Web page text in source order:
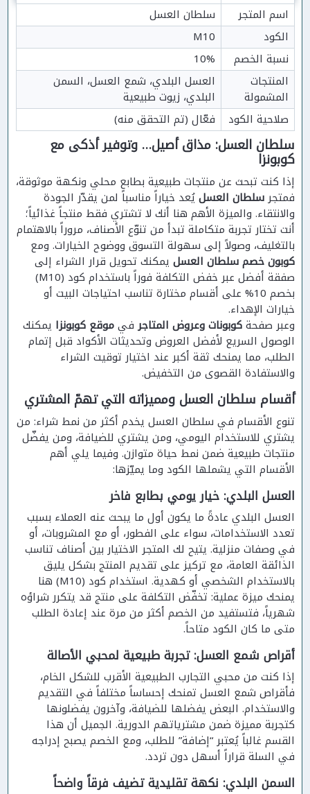
اسم المتجر
سلطان العسل
الكود
M10
نسبة الخصم
10%
المنتجات
المشمولة
العسل البلدي، شمع العسل، السمن
البلدي، زيوت طبيعية
صلاحية الكود
فعّال (تم التحقق منه)
سلطان العسل: مذاق أصيل… وتوفير أذكى مع
كوبونزا
إذا كنت تبحث عن منتجات طبيعية بطابع محلي ونكهة موثوقة،
فمتجرسلطان العسليُعد خياراً مناسباً لمن يقدّر الجودة
والانتقاء. والميزة الأهم هنا أنك لا تشتري فقط منتجاً غذائياً؛
أنت تختار تجربة متكاملة تبدأ من تنوّع الأصناف، مروراً بالاهتمام
بالتغليف، وصولاً إلى سهولة التسوق ووضوح الخيارات. ومع
كوبون خصم سلطان العسل يمكنك تحويل قرار الشراء إلى
صفقة أفضل عبر خفض التكلفة فوراً باستخدام كود (M10)
بخصم 10% على أقسام مختارة تناسب احتياجات البيت أو
خيارات الإهداء.
وعبر صفحةكوبونات وعروض المتاجرفيموقع كوبونزا يمكنك
الوصول السريع لأفضل العروض وتحديثات الأكواد قبل إتمام
الطلب، مما يمنحك ثقة أكبر عند اختيار توقيت الشراء
والاستفادة القصوى من التخفيض.
أقسام سلطان العسل ومميزاته التي تهمّ المشتري
تنوع الأقسام في سلطان العسل يخدم أكثر من نمط شراء: من
يشتري للاستخدام اليومي، ومن يشتري للضيافة، ومن يفضّل
منتجات طبيعية ضمن نمط حياة متوازن. وفيما يلي أهم
الأقسام التي يشملها الكود وما يميّزها:
العسل البلدي: خيار يومي بطابع فاخر
العسل البلدي عادةً ما يكون أول ما يبحث عنه العملاء بسبب
تعدد الاستخدامات، سواء على الفطور، أو مع المشروبات، أو
في وصفات منزلية. يتيح لك المتجر الاختيار بين أصناف تناسب
الذائقة العامة، مع تركيز على تقديم المنتج بشكل يليق
بالاستخدام الشخصي أو كهدية. استخدام كود (M10) هنا
يمنحك ميزة عملية: تخفّض التكلفة على منتج قد يتكرر شراؤه
شهرياً، فتستفيد من الخصم أكثر من مرة عند إعادة الطلب
متى ما كان الكود متاحاً.
أقراص شمع العسل: تجربة طبيعية لمحبي الأصالة
إذا كنت من محبي التجارب الطبيعية الأقرب للشكل الخام،
فأقراص شمع العسل تمنحك إحساساً مختلفاً في التقديم
والاستخدام. البعض يفضلها للضيافة، وآخرون يفضلونها
كتجربة مميزة ضمن مشترياتهم الدورية. الجميل أن هذا
القسم غالباً يُعتبر “إضافة” للطلب، ومع الخصم يصبح إدراجه
في السلة قراراً أسهل دون تردد.
السمن البلدي: نكهة تقليدية تضيف فرقاً واضحاً